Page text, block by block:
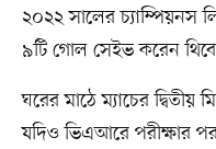
২০২২ সালের চ্যাম্পিয়নস
৯টি গোল সেইভ করেন থিবো
ঘরের মাঠে ম্যাচের
যদিও ভিএআরে পরীক্ষার